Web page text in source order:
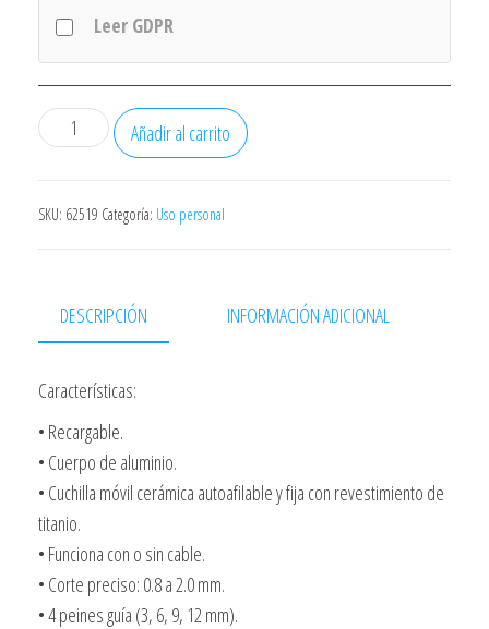
Leer GDPR
Cortapelo
Orbegozo
Profesional
Bateria
Litio
17196
cantidad
Añadir al carrito
SKU: 62519 Categoría: Uso personal
DESCRIPCIÓN INFORMACIÓN ADICIONAL
Características:
• Recargable.
• Cuerpo de aluminio.
• Cuchilla móvil cerámica autoafilable y fija con revestimiento de
titanio.
• Funciona con o sin cable.
• Corte preciso: 0.8 a 2.0 mm.
• 4 peines guía (3, 6, 9, 12 mm).